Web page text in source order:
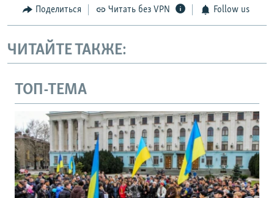
Поделиться Читать без VPN Follow us
ЧИТАЙТЕ ТАКЖЕ:
ТОП-ТЕМА